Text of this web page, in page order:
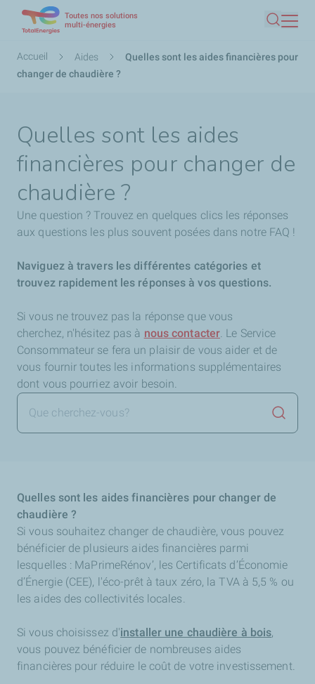
contenu
Toutes nos solutions
multi-énergies
Fil
d'Ariane
Accueil Aides
Quelles sont les aides financières pour
changer de chaudière ?
Quelles sont les aides
financières pour changer de
chaudière ?
Une question ? Trouvez en quelques clics les réponses
aux questions les plus souvent posées dans notre FAQ !
Naviguez à travers les différentes catégories et
trouvez rapidement les réponses à vos questions.
Si vous ne trouvez pas la réponse que vous
cherchez, n'hésitez pas à nous contacter. Le Service
Consommateur se fera un plaisir de vous aider et de
vous fournir toutes les informations supplémentaires
dont vous pourriez avoir besoin.
Quelles sont les aides financières pour changer de
chaudière ?
Si vous souhaitez changer de chaudière, vous pouvez
bénéficier de plusieurs aides financières parmi
lesquelles : MaPrimeRénov’, les Certificats d’Économie
d’Énergie (CEE), l'éco-prêt à taux zéro, la TVA à 5,5 % ou
les aides des collectivités locales.
Si vous choisissez d'installer une chaudière à bois,
vous pouvez bénéficier de nombreuses aides
financières pour réduire le coût de votre investissement.